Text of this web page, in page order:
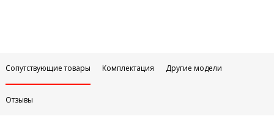
Сопутствующие товары Комплектация Другие модели
Отзывы